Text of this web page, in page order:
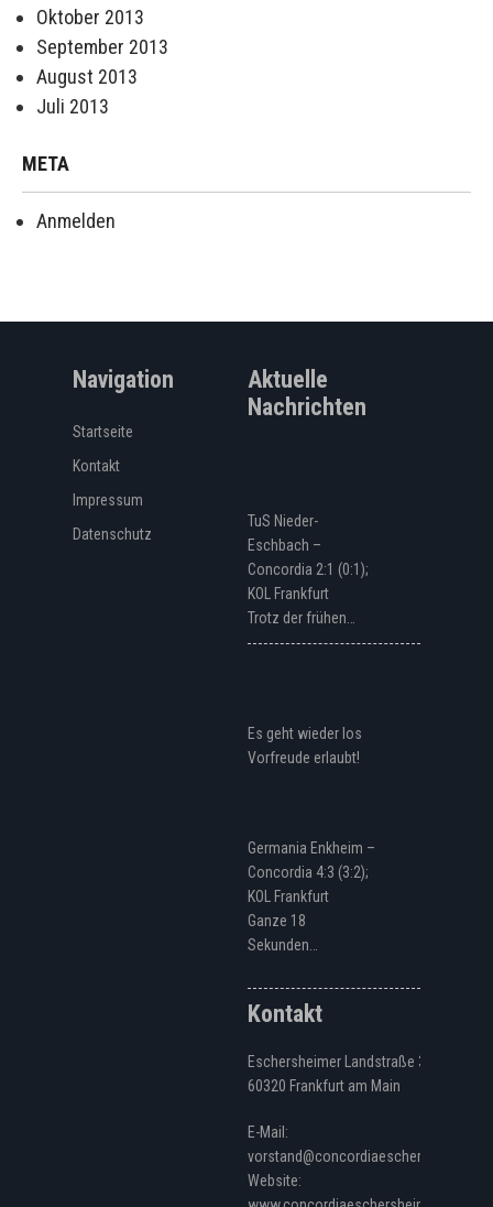
Oktober 2013
September 2013
August 2013
Juli 2013
META
Anmelden
Navigation
Startseite
Kontakt
Impressum
Datenschutz
Aktuelle
Nachrichten
TuS Nieder-
Eschbach –
Concordia 2:1 (0:1);
KOL Frankfurt
Trotz der frühen…
Es geht wieder los
Vorfreude erlaubt!
Germania Enkheim –
Concordia 4:3 (3:2);
KOL Frankfurt
Ganze 18
Sekunden…
Kontakt
Eschersheimer Landstraße 328
60320 Frankfurt am Main
E-Mail:
vorstand@concordiaeschersheim.de
Website: